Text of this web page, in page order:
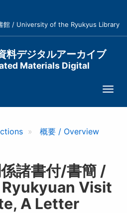
館 / University of the Ryukyus Library
料デジタルアーカイブ
Materials Digital
概要 / Overview
諸書付/書簡 /
Visit
A Letter